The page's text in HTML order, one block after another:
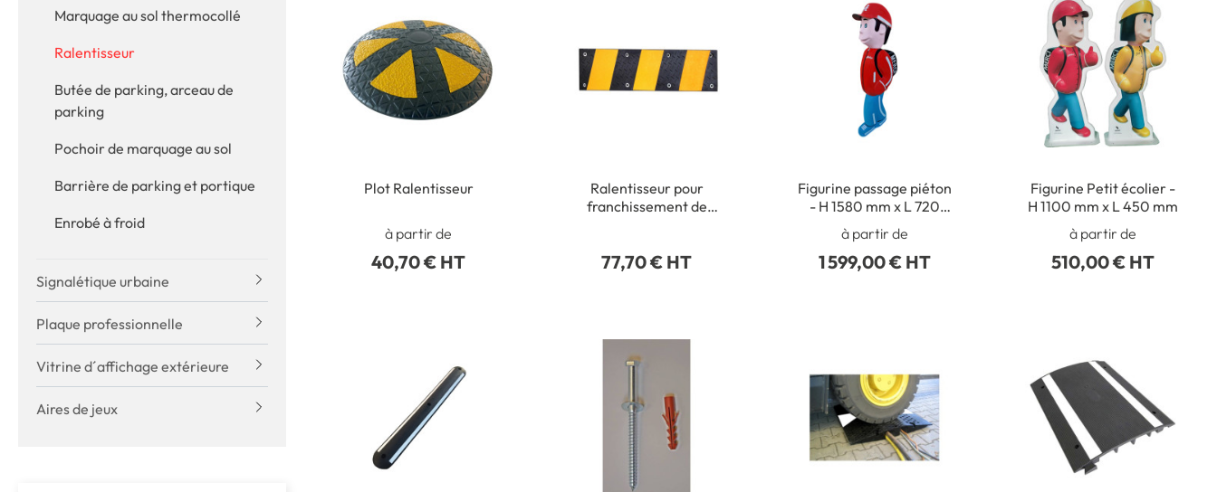
Marquage au sol thermocollé
Ralentisseur
Butée de parking, arceau de
parking
Pochoir de marquage au sol
Barrière de parking et portique
Enrobé à froid
Signalétique urbaine
Plaque professionnelle
Vitrine d´affichage extérieure
Aires de jeux
Plot Ralentisseur
à partir de
40,70 € HT
Ralentisseur pour
franchissement de
77,70 € HT
Figurine passage piéton
- H 1580 mm x L 720
à partir de
1 599,00 € HT
Figurine Petit écolier -
H 1100 mm x L 450 mm
à partir de
510,00 € HT